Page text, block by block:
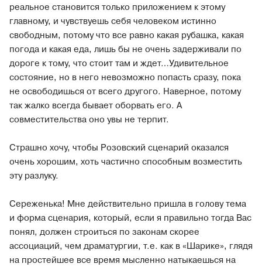
реальное становится только приложением к этому
главному, и чувствуешь себя человеком истинно
свободным, потому что все равно какая рубашка, какая
погода и какая еда, лишь бы не очень задерживали по
дороге к тому, что стоит там и ждет…Удивительное
состояние, но в него невозможно попасть сразу, пока
не освободишься от всего другого. Наверное, потому
так жалко всегда бывает оборвать его. А
совместительства оно увы не терпит.
Страшно хочу, чтобы Розовский сценарий оказался
очень хорошим, хоть частично способным возместить
эту разлуку.
Сереженька! Мне действительно пришла в голову тема
и форма сценария, который, если я правильно тогда Вас
понял, должен строиться по законам скорее
ассоциаций, чем драматургии, т.е. как в «Шарике», глядя
на простейшее все время мысленно натыкаешься на